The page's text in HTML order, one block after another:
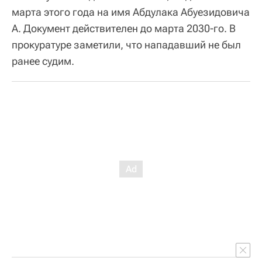
марта этого года на имя Абдулака Абуезидовича
А. Документ действителен до марта 2030-го. В
прокуратуре заметили, что нападавший не был
ранее судим.